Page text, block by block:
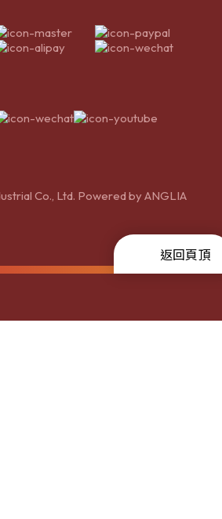
Co., Ltd. Powered byANGLIA
返回頁頂